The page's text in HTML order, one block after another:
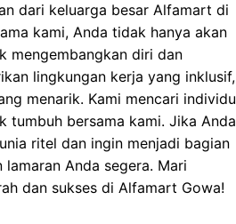
dari keluarga besar Alfamart di
kami, Anda tidak hanya akan
mengembangkan diri dan
lingkungan kerja yang inklusif,
menarik. Kami mencari individu
tumbuh bersama kami. Jika Anda
ritel dan ingin menjadi bagian
Anda segera. Mari
dan sukses di Alfamart Gowa!